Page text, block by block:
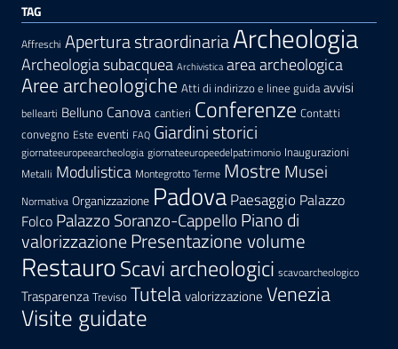
TAG
Affreschi Apertura straordinariaArcheologia
Archeologia subacquea Archivistica area archeologica
Aree archeologiche Atti di indirizzo e linee guida avvisi
bellearti Belluno Canova cantieri Conferenze Contatti
convegno Este eventi FAQ Giardini storici
giornateeuropeearcheologia giornateeuropeedelpatrimonio Inaugurazioni
Metalli Modulistica Montegrotto Terme Mostre Musei
Normativa Organizzazione PadovaPaesaggio Palazzo
Folco Palazzo Soranzo-Cappello Piano di
valorizzazionePresentazione volume
RestauroScavi archeologici scavoarcheologico
Trasparenza Treviso Tutelavalorizzazione Venezia
Visite guidate